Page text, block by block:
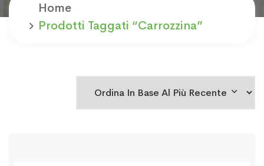
Home
Prodotti Taggati “carrozzina”